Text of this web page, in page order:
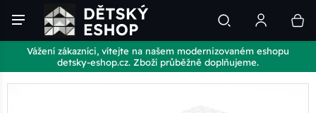
Vážení zákazníci, vítejte na našem modernizovaném eshopu
detsky-eshop.cz. Zboží průběžně doplňujeme.